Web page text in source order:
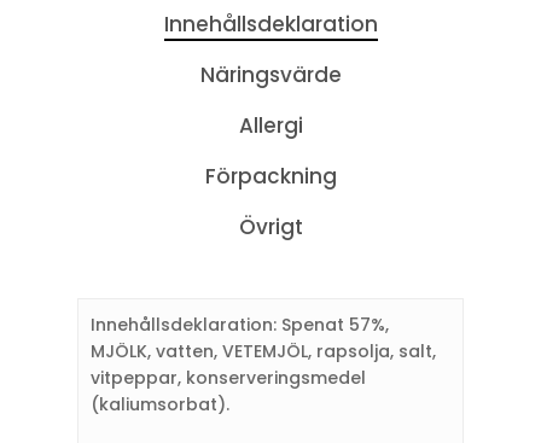
Innehållsdeklaration
Näringsvärde
Allergi
Förpackning
Övrigt
Innehållsdeklaration: Spenat 57%,
MJÖLK, vatten, VETEMJÖL, rapsolja, salt,
vitpeppar, konserveringsmedel
(kaliumsorbat).